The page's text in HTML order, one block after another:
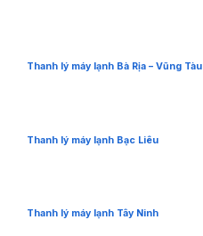
Thanh lý máy lạnh Bà Rịa – Vũng Tàu
Thanh lý máy lạnh Bạc Liêu
Thanh lý máy lạnh Tây Ninh